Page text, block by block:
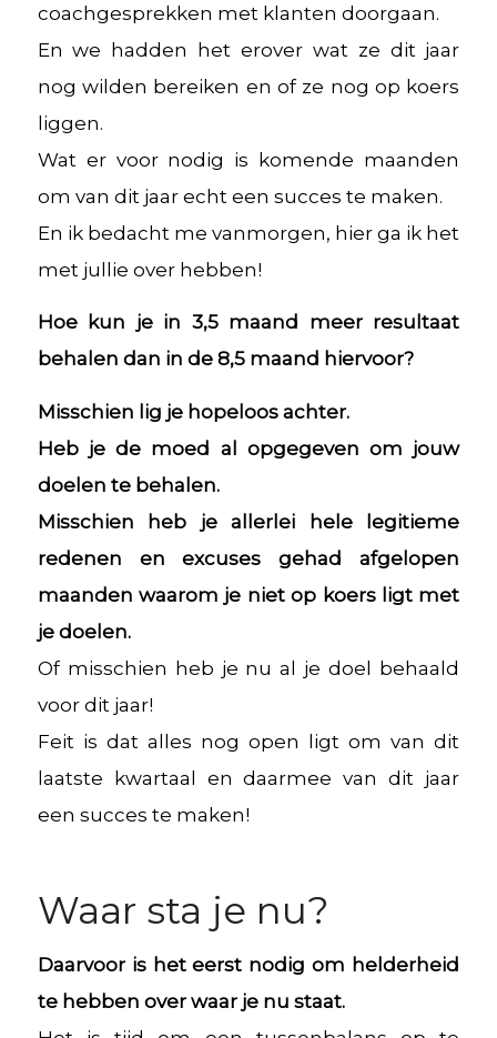
coachgesprekken met klanten doorgaan.
En we hadden het erover wat ze dit jaar
nog wilden bereiken en of ze nog op koers
liggen.
Wat er voor nodig is komende maanden
om van dit jaar echt een succes te maken.
En ik bedacht me vanmorgen, hier ga ik het
met jullie over hebben!
Hoe kun je in 3,5 maand meer resultaat
behalen dan in de 8,5 maand hiervoor?
Misschien lig je hopeloos achter.
Heb je de moed al opgegeven om jouw
doelen te behalen.
Misschien heb je allerlei hele legitieme
redenen en excuses gehad afgelopen
maanden waarom je niet op koers ligt met
je doelen.
Of misschien heb je nu al je doel behaald
voor dit jaar!
Feit is dat alles nog open ligt om van dit
laatste kwartaal en daarmee van dit jaar
een succes te maken!
Waar sta je nu?
Daarvoor is het eerst nodig om helderheid
te hebben over waar je nu staat.